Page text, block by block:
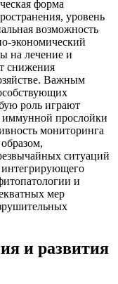
форма
уровень
возможность
экономический
на лечение и
снижения
Важным
роль играют
иммунной прослойки
мониторинга
ситуаций
интегрирующего
и
мер
и развития